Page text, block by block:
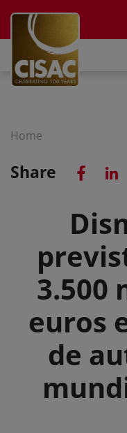
Home
Share
3.500
euros
de